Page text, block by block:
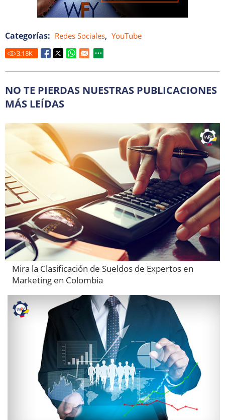
Categorías: Redes Sociales, YouTube
3.18K
NO TE PIERDAS NUESTRAS PUBLICACIONES
MÁS LEÍDAS
Mira la Clasificación de Sueldos de Expertos en
Marketing en Colombia